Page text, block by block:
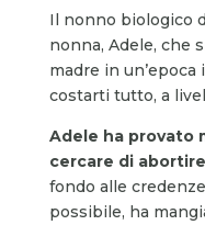
Il nonno biologico
nonna, Adele, che
madre in un’epoca
costarti tutto, a
Adele ha provato
cercare di
fondo alle
possibile, ha